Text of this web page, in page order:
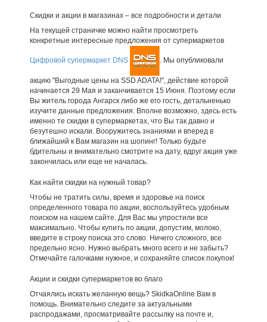
Скидки и акции в магазинах – все подробности и детали
На текущей страничке можно найти просмотреть
конкретные интересные предложения от супермаркетов
Цифровой супермаркет DNS . Мы опубликовали
акцию "Выгодные цены на SSD ADATA!", действие которой
начинается 29 Мая и заканчивается 15 Июня. Поэтому если
Вы житель города Ангарск либо же его гость, детальненько
изучите данные предложения. Вполне возможно, здесь есть
именно те скидки в супермаркетах, что Вы так давно и
безутешно искали. Вооружитесь знаниями и вперед в
ближайший к Вам магазин на шопинг! Только будьте
бдительны и внимательно смотрите на дату, вдруг акция уже
закончилась или еще не началась.
Как найти скидки на нужный товар?
Чтобы не тратить силы, время и здоровье на поиск
определенного товара по акции, воспользуйтесь удобным
поиском на нашем сайте. Для Вас мы упростили все
максимально. Чтобы купить по акции, допустим, молоко,
введите в строку поиска это слово. Ничего сложного, все
предельно ясно. Нужно выбрать много всего и не забыть?
Отмечайте галочками нужное, и сохраняйте список покупок!
Акции и скидки супермаркетов во благо
Отчаялись искать желанную вещь? SkidkaOnline Вам в
помощь. Внимательно следите за актуальными
распродажами, просматривайте рассылку на почте и,